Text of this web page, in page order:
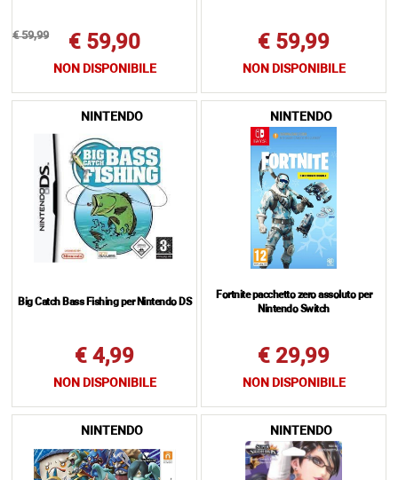
€ 59,99 € 59,90
NON DISPONIBILE
€ 59,99
NON DISPONIBILE
NINTENDO
Big Catch Bass Fishing per Nintendo DS
€ 4,99
NON DISPONIBILE
NINTENDO
Fortnite pacchetto zero assoluto per
Nintendo Switch
€ 29,99
NON DISPONIBILE
NINTENDO NINTENDO